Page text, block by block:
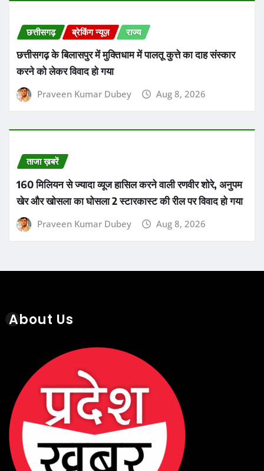
छत्तीसगढ़ ब्रेकिंग न्यूज़ राज्य
छत्तीसगढ़ के बिलासपुर में मुक्तिधाम में पालतू कुत्ते का दाह संस्कार
करने को लेकर विवाद हो गया
Praveen Kumar Dubey Aug 8, 2026
ताजा ख़बरें
160 मिलियन से ज्यादा व्यूज हासिल करने वाली रणवीर शोरे, अनुपम
खेर और खोसला का घोसला 2 स्टारकास्ट की रील पर विवाद हो गया
Praveen Kumar Dubey Aug 8, 2026
About Us